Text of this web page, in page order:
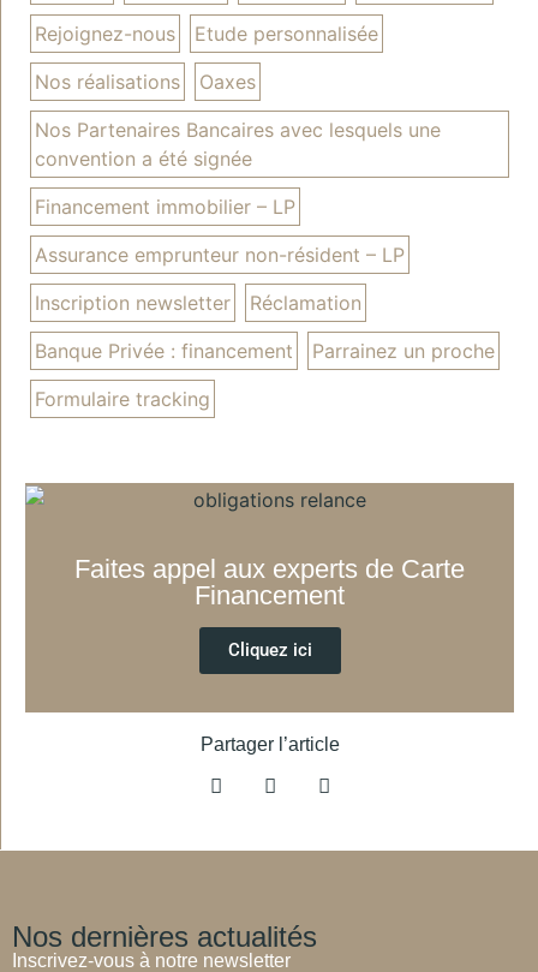
Rejoignez-nous
Etude personnalisée
Nos réalisations
Oaxes
Nos Partenaires Bancaires avec lesquels une
convention a été signée
Financement immobilier – LP
Assurance emprunteur non-résident – LP
Inscription newsletter
Réclamation
Banque Privée : financement
Parrainez un proche
Formulaire tracking
Faites appel aux experts de Carte
Financement
Cliquez ici
Partager l’article
Nos dernières actualités
Inscrivez-vous à notre newsletter